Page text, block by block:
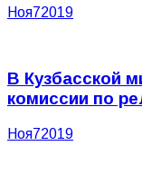
Ноя72019
В Кузбасской
комиссии по
Ноя72019